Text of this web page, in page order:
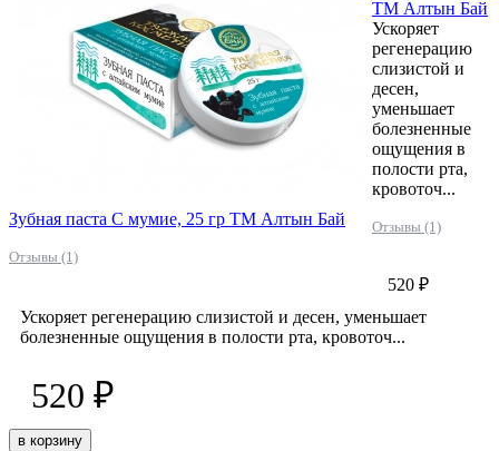
Зубная паста С мумие, 25 гр ТМ Алтын Бай
Отзывы (1)
ТМ Алтын Бай
Ускоряет
регенерацию
слизистой и
десен,
уменьшает
болезненные
ощущения в
полости рта,
кровоточ...
Отзывы (1)
520 ₽
Ускоряет регенерацию слизистой и десен, уменьшает
болезненные ощущения в полости рта, кровоточ...
520 ₽
в корзину